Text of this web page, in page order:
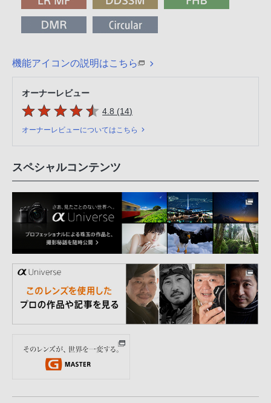
機能アイコンの説明はこちら
オーナーレビュー
5つの星のうち
4.8 (14件のレビュー
)
オーナーレビューについてはこちら
スペシャルコンテンツ